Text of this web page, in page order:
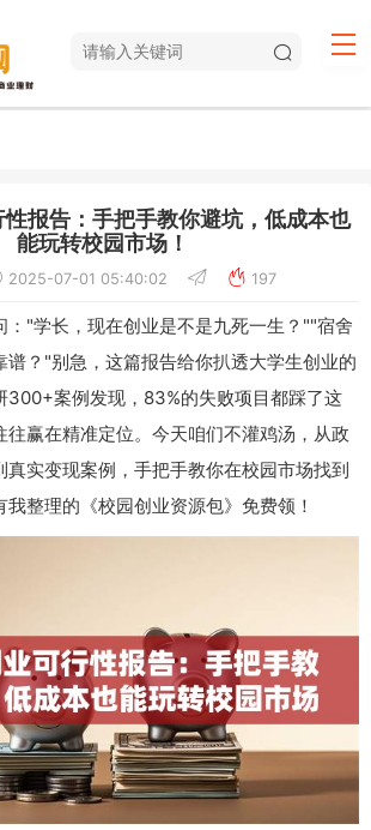
报告：手把手教你避坑，低成本也
能玩转校园市场！
2025-07-01 05:40:02 197
："学长，现在创业是不是九死一生？""宿舍
谱？"别急，这篇报告给你扒透大学生创业的
300+案例发现，83%的失败项目都踩了这
往赢在精准定位。今天咱们不灌鸡汤，从政
真实变现案例，手把手教你在校园市场找到
整理的《校园创业资源包》免费领！